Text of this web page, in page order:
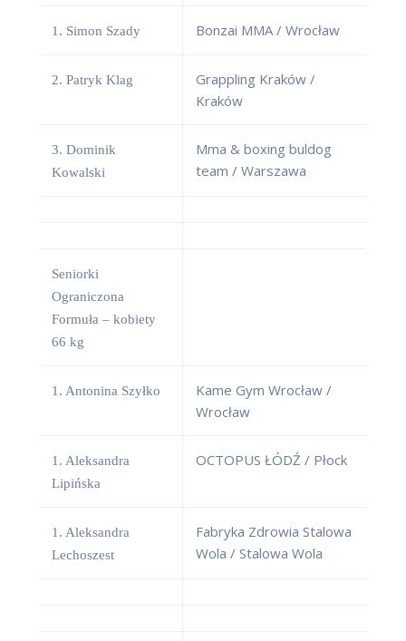
1. Simon Szady Bonzai MMA / Wrocław
2. Patryk Klag
Grappling Kraków /
Kraków
3. Dominik
Kowalski
Mma & boxing buldog
team / Warszawa
Seniorki
Ograniczona
Formuła – kobiety
66 kg
1. Antonina Szyłko
Kame Gym Wrocław /
Wrocław
1. Aleksandra
Lipińska
OCTOPUS ŁÓDŹ / Płock
1. Aleksandra
Lechoszest
Fabryka Zdrowia Stalowa
Wola / Stalowa Wola